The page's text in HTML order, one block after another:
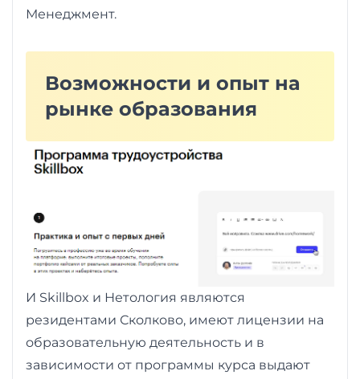
Менеджмент.
Возможности и опыт на
рынке образования
И Skillbox и Нетология являются
резидентами Сколково, имеют лицензии на
образовательную деятельность и в
зависимости от программы курса выдают